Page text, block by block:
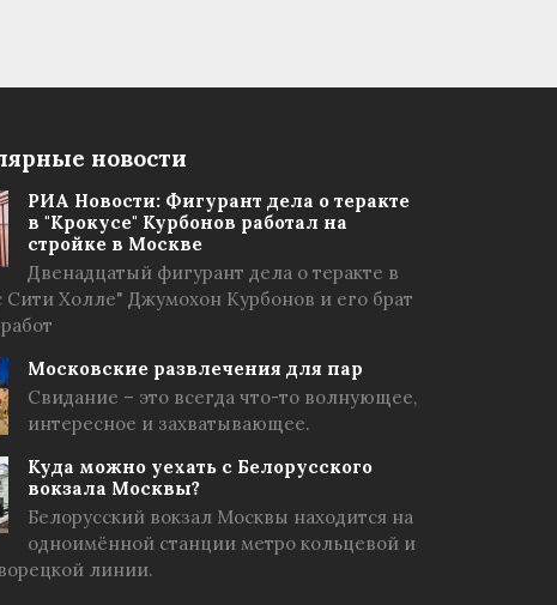
новости
РИА Новости: Фигурант дела о теракте
в "Крокусе" Курбонов работал на
стройке в Москве
Двенадцатый фигурант дела о теракте в
Сити Холле" Джумохон Курбонов и его брат
Московские развлечения для пар
Свидание – это всегда что-то волнующее,
интересное и захватывающее.
Куда можно уехать с Белорусского
вокзала Москвы?
Белорусский вокзал Москвы находится на
одноимённой станции метро кольцевой и
линии.